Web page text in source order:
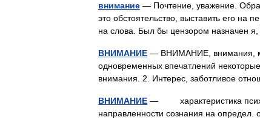
внимание — Почтение, уважение.
это обстоятельство, выставить его на
на слова. Был бы цензором назначен
ВНИМАНИЕ — ВНИМАНИЕ, внимания,
одновременных впечатлений
внимания. 2. Интерес, заботливое
ВНИМАНИЕ — характеристика
направленности сознания на определ.